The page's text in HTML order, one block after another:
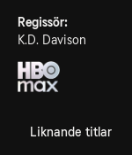
Regissör:
K.D. Davison
Liknande titlar